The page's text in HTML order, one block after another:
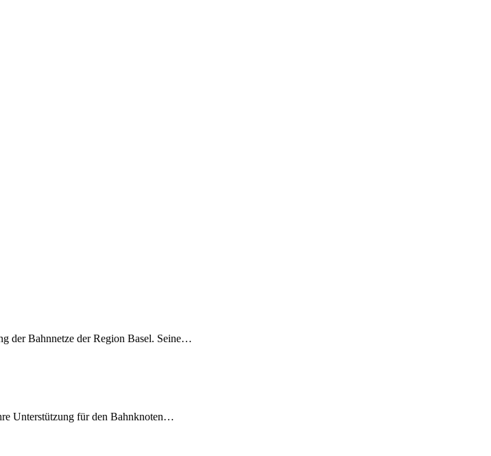
der Bahnnetze der Region Basel. Seine…
Unterstützung für den Bahnknoten…